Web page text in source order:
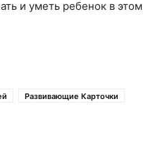
и уметь ребенок в этом
Развивающие Карточки